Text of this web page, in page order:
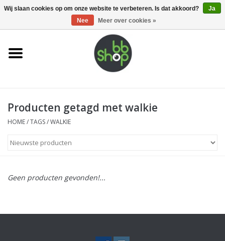
0 Artikelen - €0,00
Home
Supplies
Producten getagd met walkie
HOME/TAGS/WALKIE
Geen producten gevonden!...
Wij slaan cookies op om onze website te verbeteren. Is dat akkoord?
Ja
Nee
Meer over cookies »